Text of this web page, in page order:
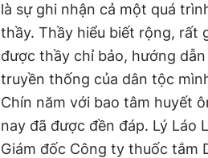
là sự ghi nhận cả một quá
thầy. Thầy hiểu biết rộng, rất
được thầy chỉ bảo, hướng
truyền thống của dân tộc
Chín năm với bao tâm huyết
nay đã được đền đáp. Lý Láo
Giám đốc Công ty thuốc tắm